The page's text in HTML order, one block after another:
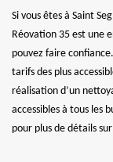
Si vous êtes à Saint
Réovation 35 est une
pouvez faire
tarifs des plus
réalisation d’un
accessibles à tous les
pour plus de détails